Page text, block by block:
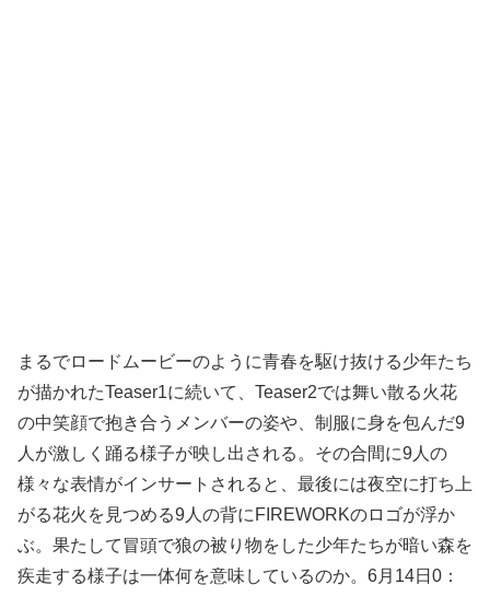
まるでロードムービーのように青春を駆け抜ける少年たち
が描かれたTeaser1に続いて、Teaser2では舞い散る火花
の中笑顔で抱き合うメンバーの姿や、制服に身を包んだ9
人が激しく踊る様子が映し出される。その合間に9人の
様々な表情がインサートされると、最後には夜空に打ち上
がる花火を見つめる9人の背にFIREWORKのロゴが浮か
ぶ。果たして冒頭で狼の被り物をした少年たちが暗い森を
疾走する様子は一体何を意味しているのか。6月14日0：